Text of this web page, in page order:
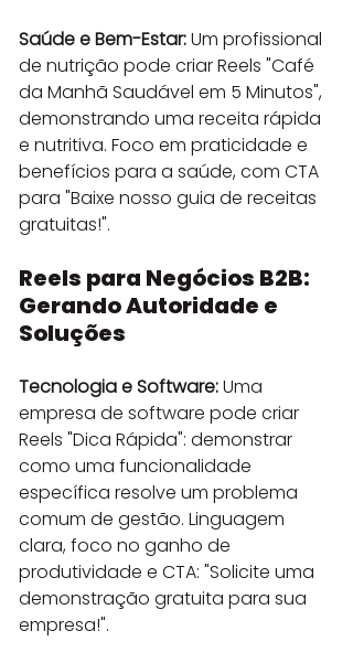
Saúde e Bem-Estar: Um profissional
de nutrição pode criar Reels "Café
da Manhã Saudável em 5 Minutos",
demonstrando uma receita rápida
e nutritiva. Foco em praticidade e
benefícios para a saúde, com CTA
para "Baixe nosso guia de receitas
gratuitas!".
Reels para Negócios B2B:
Gerando Autoridade e
Soluções
Tecnologia e Software: Uma
empresa de software pode criar
Reels "Dica Rápida": demonstrar
como uma funcionalidade
específica resolve um problema
comum de gestão. Linguagem
clara, foco no ganho de
produtividade e CTA: "Solicite uma
demonstração gratuita para sua
empresa!".